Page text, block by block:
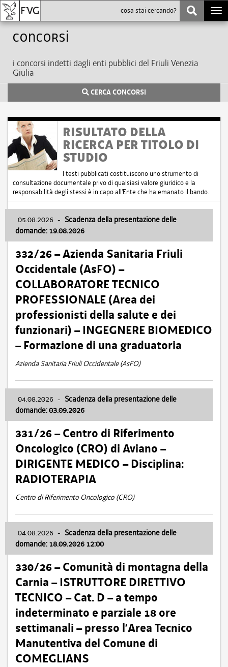
Concorsi
i concorsi indetti dagli enti pubblici del Friuli Venezia
Giulia
CERCA CONCORSI
RISULTATO DELLA
RICERCA PER TITOLO DI
STUDIO
I testi pubblicati costituiscono uno strumento di
consultazione documentale privo di qualsiasi valore giuridico e la
responsabilità degli stessi è in capo all'Ente che ha emanato il bando.
05.08.2026 - Scadenza della presentazione delle
domande: 19.08.2026
332/26 – Azienda Sanitaria Friuli
Occidentale (AsFO) –
COLLABORATORE TECNICO
PROFESSIONALE (Area dei
professionisti della salute e dei
funzionari) – INGEGNERE BIOMEDICO
– Formazione di una graduatoria
Azienda Sanitaria Friuli Occidentale (AsFO)
04.08.2026 - Scadenza della presentazione delle
domande: 03.09.2026
331/26 – Centro di Riferimento
Oncologico (CRO) di Aviano –
DIRIGENTE MEDICO – Disciplina:
RADIOTERAPIA
Centro di Riferimento Oncologico (CRO)
04.08.2026 - Scadenza della presentazione delle
domande: 18.09.2026 12:00
330/26 – Comunità di montagna della
Carnia – ISTRUTTORE DIRETTIVO
TECNICO – Cat. D – a tempo
indeterminato e parziale 18 ore
settimanali – presso l’Area Tecnico
Manutentiva del Comune di
COMEGLIANS